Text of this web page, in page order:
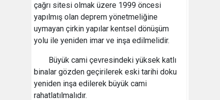
çağrı sitesi olmak üzere 1999 öncesi
yapılmış olan deprem yönetmeliğine
uymayan çirkin yapılar kentsel dönüşüm
yolu ile yeniden imar ve inşa edilmelidir.
Büyük cami çevresindeki yüksek katlı
binalar gözden geçirilerek eski tarihi doku
yeniden inşa edilerek büyük cami
rahatlatılmalıdır.